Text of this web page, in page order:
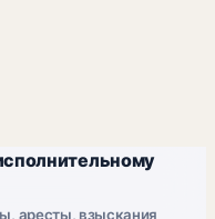
аресты, взыскания